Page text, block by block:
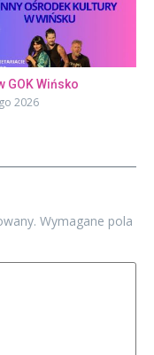
GOK Wińsko
2026
Wymagane pola